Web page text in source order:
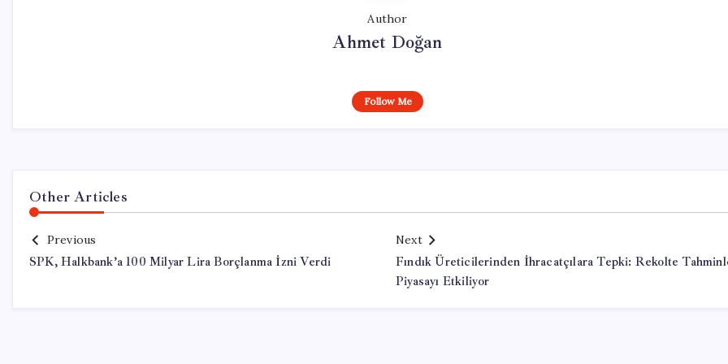
Author
Ahmet Doğan
Follow Me
Other Articles
Previous
SPK, Halkbank’a 100 Milyar Lira Borçlanma İzni Verdi
Next
Fındık Üreticilerinden İhracatçılara Tepki: Rekolte
Piyasayı Etkiliyor